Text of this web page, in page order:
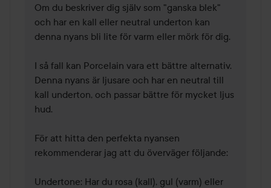
Om du beskriver dig själv som "ganska blek"
och har en kall eller neutral underton kan
denna nyans bli lite för varm eller mörk för dig.
I så fall kan Porcelain vara ett bättre alternativ.
Denna nyans är ljusare och har en neutral till
kall underton, och passar bättre för mycket ljus
hud.
För att hitta den perfekta nyansen
rekommenderar jag att du överväger följande:
Undertone: Har du rosa (kall), gul (varm) eller